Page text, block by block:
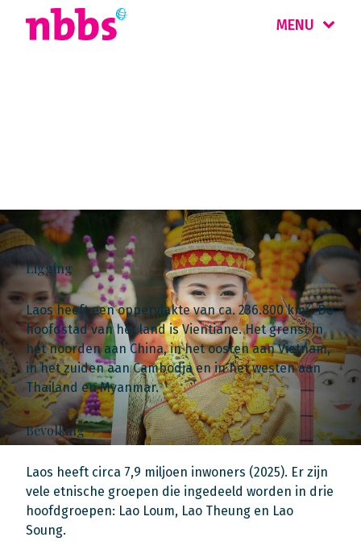
MENU
Ligging
Laos heeft een oppervlakte van ca. 236.800 km2. De
hoofdstad van het land is Vientiane. Het grenst in
het noorden aan China, in het oosten aan Vietnam,
in het zuiden aan Cambodja en in het westen aan
Thailand en Myanmar.
Bevolking
Laos heeft circa 7,9 miljoen inwoners (2025). Er zijn
vele etnische groepen die ingedeeld worden in drie
hoofdgroepen: Lao Loum, Lao Theung en Lao
Soung.